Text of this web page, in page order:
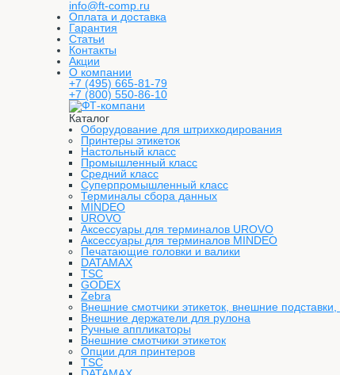
info@ft-comp.ru
Оплата и доставка
Гарантия
Статьи
Контакты
Акции
О компании
+7 (495) 665-81-79
+7 (800) 550-86-10
Каталог
Оборудование для штрихкодирования
Принтеры этикеток
Настольный класс
Промышленный класс
Средний класс
Суперпромышленный класс
Терминалы сбора данных
MINDEO
UROVO
Аксессуары для терминалов UROVO
Аксессуары для терминалов MINDEO
Печатающие головки и валики
DATAMAX
TSC
GODEX
Zebra
Внешние смотчики этикеток, внешние
Внешние держатели для рулона
Ручные аппликаторы
Внешние смотчики этикеток
Опции для принтеров
TSC